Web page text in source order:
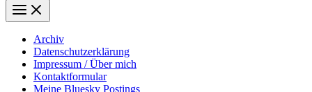
Main
Menu
Archiv
Datenschutzerklärung
Impressum / Über mich
Kontaktformular
Meine Bluesky Postings